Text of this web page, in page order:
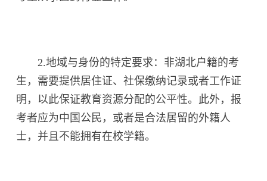
2.地域与身份的特定要求：非湖北户籍的考
生，需要提供居住证、社保缴纳记录或者工作证
明，以此保证教育资源分配的公平性。此外，报
考者应为中国公民，或者是合法居留的外籍人
士，并且不能拥有在校学籍。